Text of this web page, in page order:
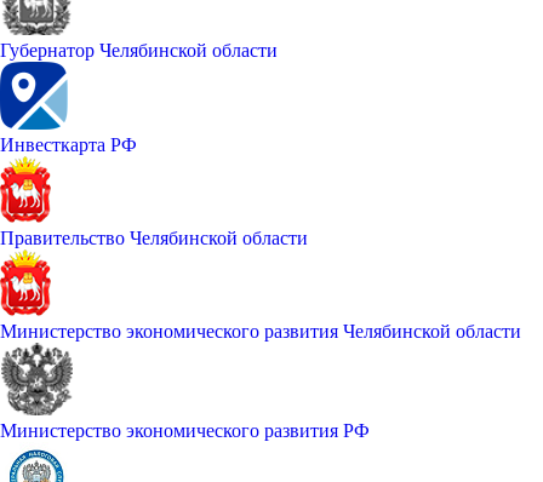
Губернатор Челябинской области
Инвесткарта РФ
Правительство Челябинской области
Министерство экономического развития Челябинской области
Министерство экономического развития РФ